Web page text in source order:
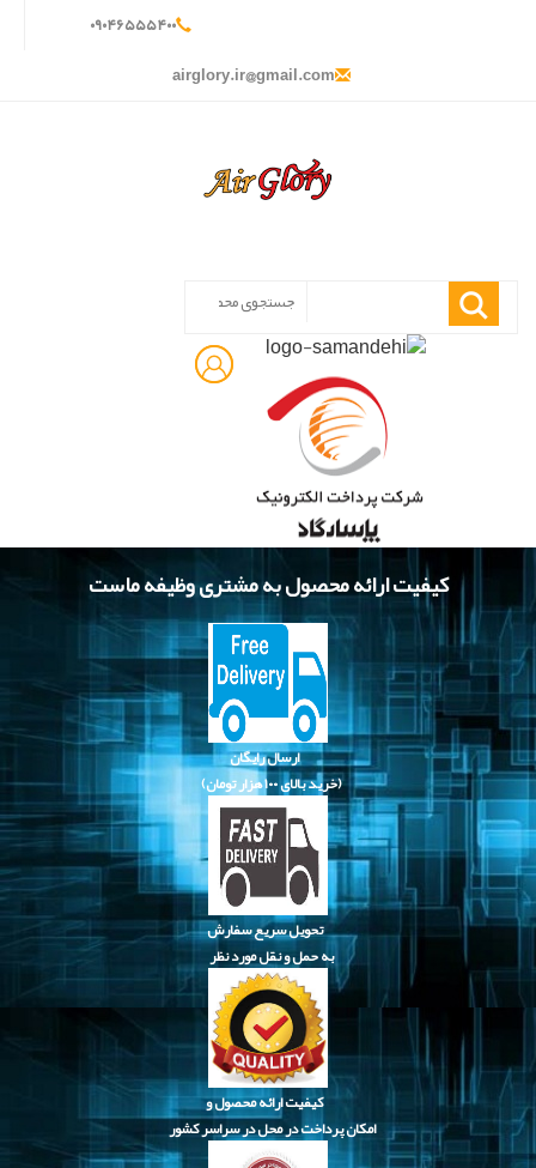
۰۹۰۴۶۵۵۵۴۰۰
airglory.ir@gmail.com
کیفیت ارائه محصول به مشتری وظیفه ماست
ارسال رایگان
(خرید بالای
تحویل سریع سفارش
به حمل و نقل مورد نظر
کیفیت ارائه محصول و
امکان پرداخت در محل در سراسر کشور